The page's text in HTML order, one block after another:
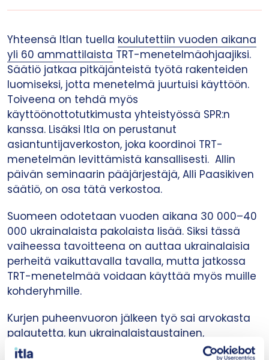
Yhteensä Itlan tuella koulutettiin vuoden aikana
yli 60 ammattilaista TRT-menetelmäohjaajiksi.
Säätiö jatkaa pitkäjänteistä työtä rakenteiden
luomiseksi, jotta menetelmä juurtuisi käyttöön.
Toiveena on tehdä myös
käyttöönottotutkimusta yhteistyössä SPR:n
kanssa. Lisäksi Itla on perustanut
asiantuntijaverkoston, joka koordinoi TRT-
menetelmän levittämistä kansallisesti. Allin
päivän seminaarin pääjärjestäjä, Alli Paasikiven
säätiö, on osa tätä verkostoa.
Suomeen odotetaan vuoden aikana 30 000–40
000 ukrainalaista pakolaista lisää. Siksi tässä
vaiheessa tavoitteena on auttaa ukrainalaisia
perheitä vaikuttavalla tavalla, mutta jatkossa
TRT-menetelmää voidaan käyttää myös muille
kohderyhmille.
Kurjen puheenvuoron jälkeen työ sai arvokasta
palautetta, kun ukrainalaistaustainen,
Väestöliitossa harjoittelijana oleva Diakonia-